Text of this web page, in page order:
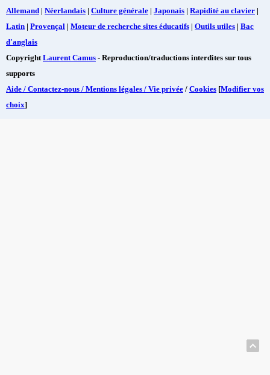
Allemand | Néerlandais | Culture générale | Japonais | Rapidité au clavier |
Latin | Provençal | Moteur de recherche sites éducatifs | Outils utiles | Bac
d'anglais
CopyrightLaurent Camus - Reproduction/traductions interdites sur tous
supports
Aide / Contactez-nous / Mentions légales / Vie privée / Cookies [Modifier vos
choix]